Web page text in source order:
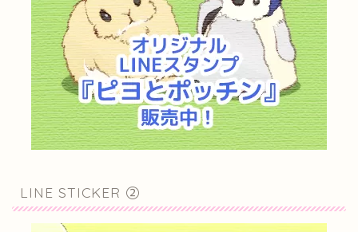
LINE STICKER ②